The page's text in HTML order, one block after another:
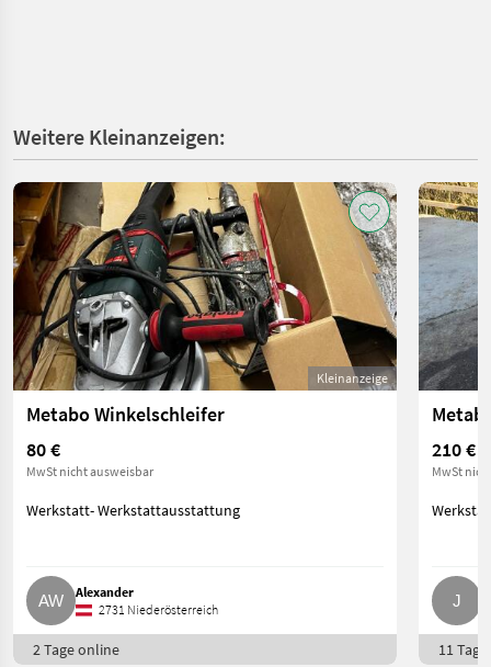
Weitere Kleinanzeigen:
Kleinanzeige
Metabo Winkelschleifer
80 €
MwSt nicht ausweisbar
Werkstatt- Werkstattausstattung
Alexander
2731 Niederösterreich
2 Tage online
210 €
MwSt
11